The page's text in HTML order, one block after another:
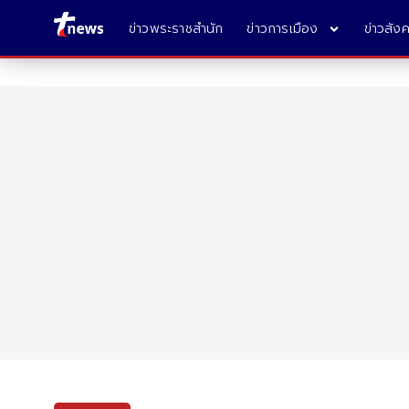
ข่าวพระราชสำนัก ข่าวการเมือง ข่าวสัง